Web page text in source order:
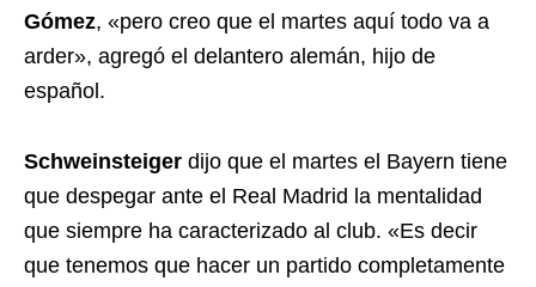
Gómez, «pero creo que el martes aquí todo va a
arder», agregó el delantero alemán, hijo de
español.
Schweinsteiger dijo que el martes el Bayern tiene
que despegar ante el Real Madrid la mentalidad
que siempre ha caracterizado al club. «Es decir
que tenemos que hacer un partido completamente